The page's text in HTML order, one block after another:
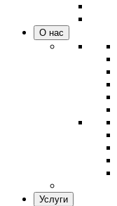
О нас
Услуги